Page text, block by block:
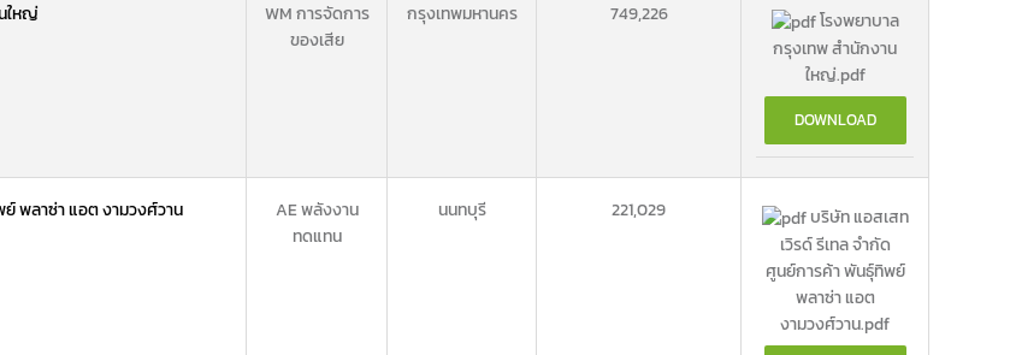
ใหญ่
WM การจัดการ
ของเสีย
กรุงเทพมหานคร 749,226
โรงพยาบาล
กรุงเทพ สำนักงาน
ใหญ่.pdf
DOWNLOAD
พลาซ่า แอต งามวงศ์วาน
AE พลังงาน
ทดแทน
นนทบุรี 221,029
บริษัท แอสเสท
เวิรด์ รีเทล จำกัด
ศูนย์การค้า พันธุ์ทิพย์
พลาซ่า แอต
งามวงศ์วาน.pdf